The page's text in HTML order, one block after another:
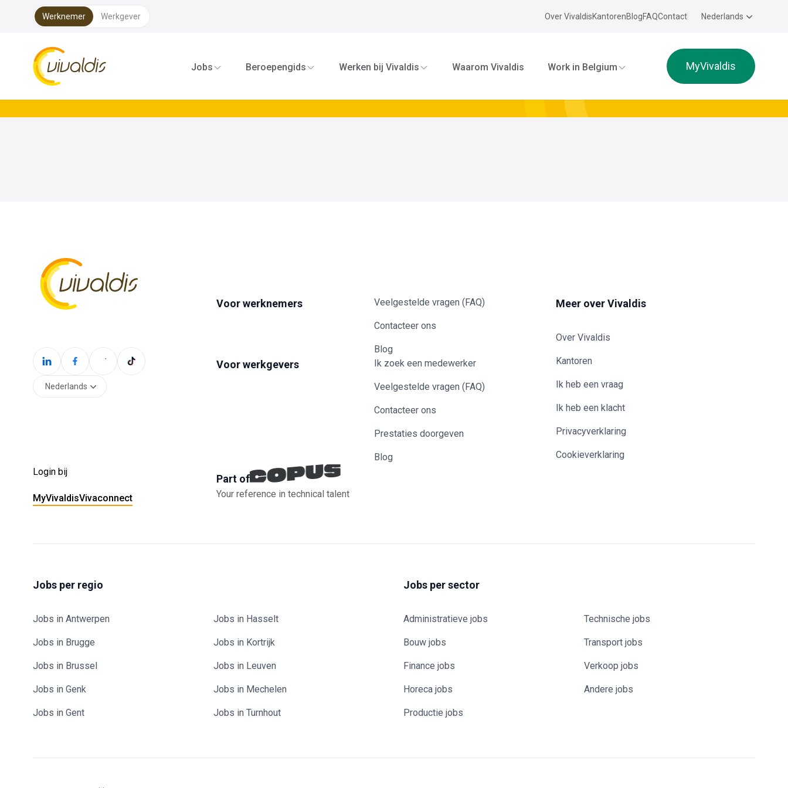
Werknemer Werkgever Over VivaldisKantorenBlogFAQContact Nederlands
Vivaldis Interim
Jobs
Beroepengids Werken bij Vivaldis Waarom Vivaldis Work in Belgium MyVivaldis
Bel me op
Nederlands
Login bij
MyVivaldisVivaconnect
Voor werknemers Veelgestelde vragen (FAQ)
Contacteer ons
Blog
Voor werkgevers Ik zoek een medewerker
Veelgestelde vragen (FAQ)
Contacteer ons
Prestaties doorgeven
Blog
Part of
Your reference in technical talent
Meer over Vivaldis
Over Vivaldis
Kantoren
Ik heb een vraag
Ik heb een klacht
Privacyverklaring
Cookieverklaring
Jobs per regio
Jobs in Antwerpen
Jobs in Brugge
Jobs in Brussel
Jobs in Genk
Jobs in Gent
Jobs in Hasselt
Jobs in Kortrijk
Jobs in Leuven
Jobs in Mechelen
Jobs in Turnhout
Jobs per sector
Administratieve jobs
Bouw jobs
Finance jobs
Horeca jobs
Productie jobs
Technische jobs
Transport jobs
Verkoop jobs
Andere jobs